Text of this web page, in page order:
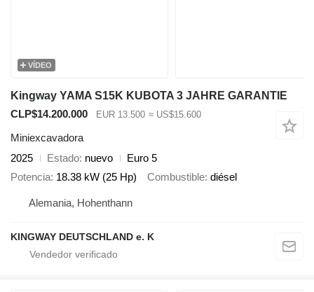
VÍDEO
Kingway YAMA S15K KUBOTA 3 JAHRE GARANTIE
CLP$14.200.000
EUR 13.500 ≈ US$15.600
Miniexcavadora
2025
Estado nuevo
Euro 5
Potencia 18.38 kW (25 Hp) Combustible diésel
Alemania, Hohenthann
KINGWAY DEUTSCHLAND e. K